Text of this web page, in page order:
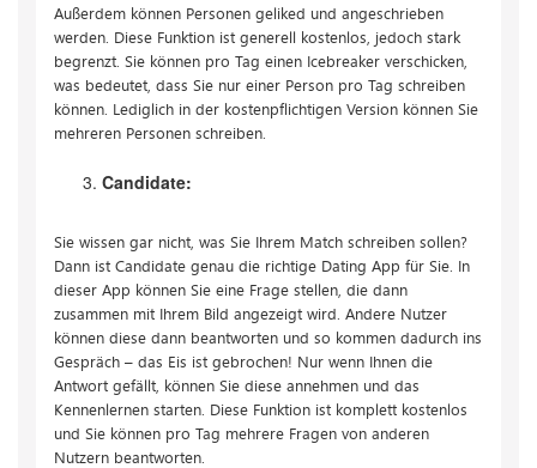
Außerdem können Personen geliked und angeschrieben
werden. Diese Funktion ist generell kostenlos, jedoch stark
begrenzt. Sie können pro Tag einen Icebreaker verschicken,
was bedeutet, dass Sie nur einer Person pro Tag schreiben
können. Lediglich in der kostenpflichtigen Version können Sie
mehreren Personen schreiben.
Candidate:
Sie wissen gar nicht, was Sie Ihrem Match schreiben sollen?
Dann ist Candidate genau die richtige Dating App für Sie. In
dieser App können Sie eine Frage stellen, die dann
zusammen mit Ihrem Bild angezeigt wird. Andere Nutzer
können diese dann beantworten und so kommen dadurch ins
Gespräch – das Eis ist gebrochen! Nur wenn Ihnen die
Antwort gefällt, können Sie diese annehmen und das
Kennenlernen starten. Diese Funktion ist komplett kostenlos
und Sie können pro Tag mehrere Fragen von anderen
Nutzern beantworten.